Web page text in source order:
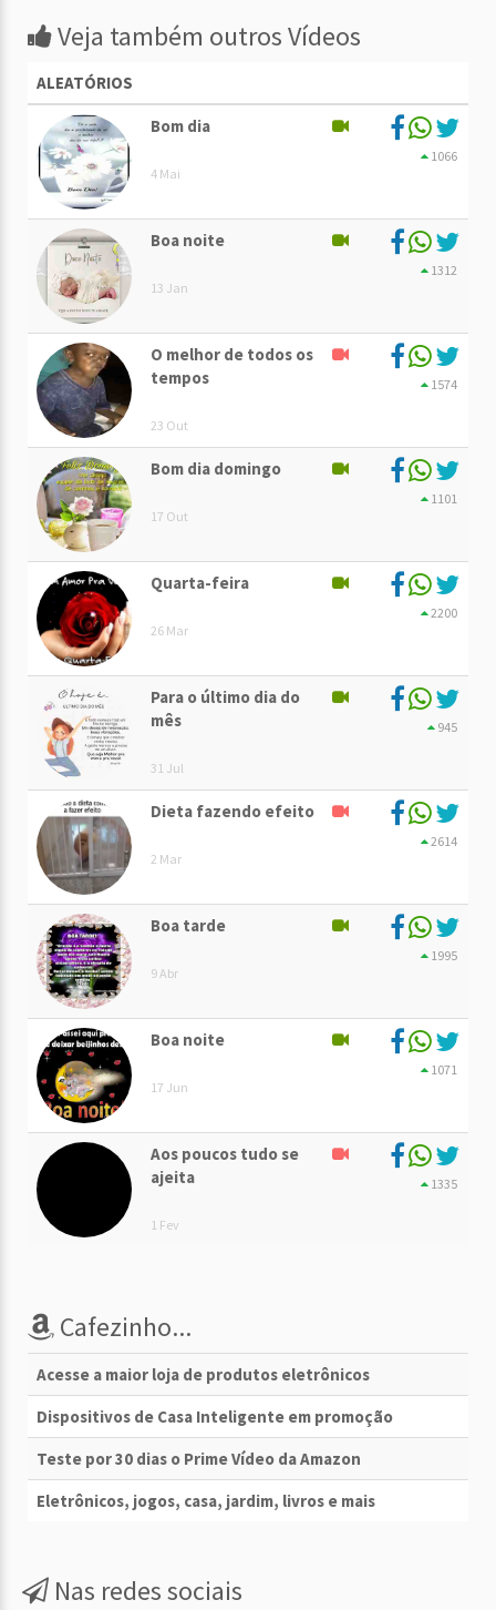
Veja também outros Vídeos
ALEATÓRIOS
Bom dia
4 Mai
1066
Boa noite
13 Jan
1312
O melhor de todos os
tempos
23 Out
1574
Bom dia domingo
17 Out
1101
Quarta-feira
26 Mar
2200
Para o último dia do
mês
31 Jul
945
Dieta fazendo efeito
2 Mar
2614
Boa tarde
9 Abr
1995
Boa noite
17 Jun
1071
Aos poucos tudo se
ajeita
1 Fev
1335
Cafezinho...
Acesse a maior loja de produtos eletrônicos
Dispositivos de Casa Inteligente em promoção
Teste por 30 dias o Prime Vídeo da Amazon
Eletrônicos, jogos, casa, jardim, livros e mais
Nas redes sociais